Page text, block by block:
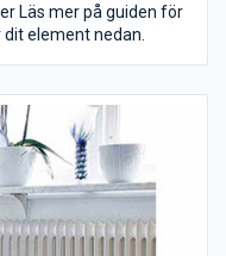
Läs mer på guiden för
element nedan.